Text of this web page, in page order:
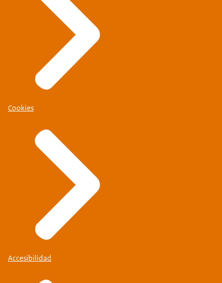
Cookies
Accesibilidad